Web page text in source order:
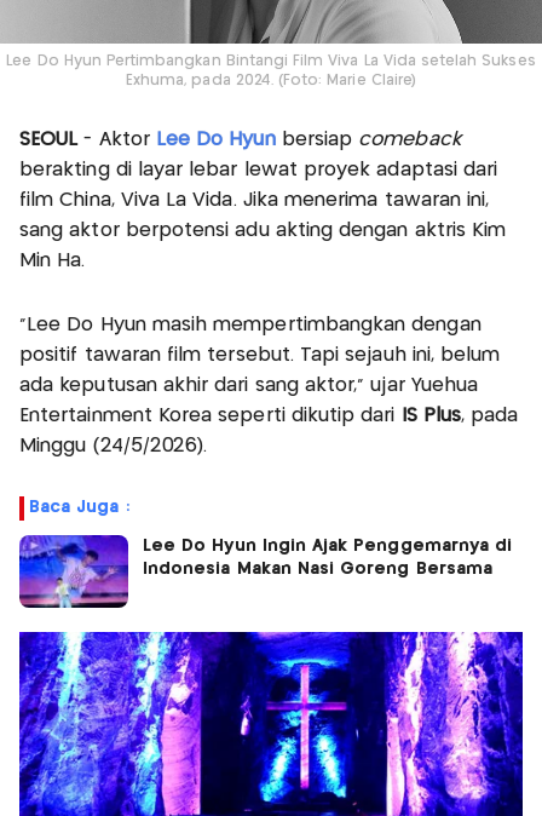
Lee Do Hyun Pertimbangkan Bintangi Film Viva La Vida setelah Sukses
Exhuma, pada 2024. (Foto: Marie Claire)
SEOUL- Aktor Lee Do Hyunbersiap comeback
berakting di layar lebar lewat proyek adaptasi dari
film China, Viva La Vida. Jika menerima tawaran ini,
sang aktor berpotensi adu akting dengan aktris Kim
Min Ha.
“Lee Do Hyun masih mempertimbangkan dengan
positif tawaran film tersebut. Tapi sejauh ini, belum
ada keputusan akhir dari sang aktor,” ujar Yuehua
Entertainment Korea seperti dikutip dari
IS Plus, pada
Minggu (24/5/2026).
Baca Juga :
Lee Do Hyun Ingin Ajak Penggemarnya di
Indonesia Makan Nasi Goreng Bersama